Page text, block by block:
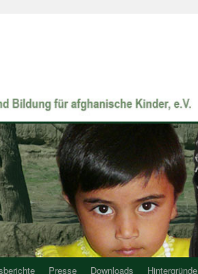
Presse Downloads Hintergründe